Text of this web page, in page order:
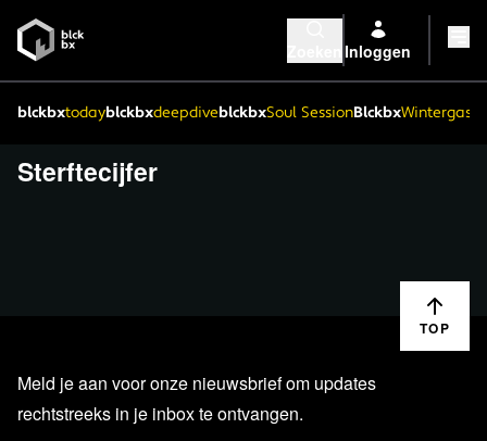
Inloggen
blckbxtodayblckbxdeepdiveblckbxSoul SessionBlckbx
Sterftecijfer
TOP
Meld je aan voor onze nieuwsbrief om updates
rechtstreeks in je inbox te ontvangen.